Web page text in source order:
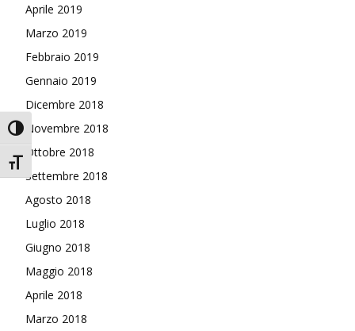
Attiva/disattiva alto contrasto
Attiva/disattiva dimensione testo
Aprile 2019
Marzo 2019
Febbraio 2019
Gennaio 2019
Dicembre 2018
Novembre 2018
Ottobre 2018
Settembre 2018
Agosto 2018
Luglio 2018
Giugno 2018
Maggio 2018
Aprile 2018
Marzo 2018